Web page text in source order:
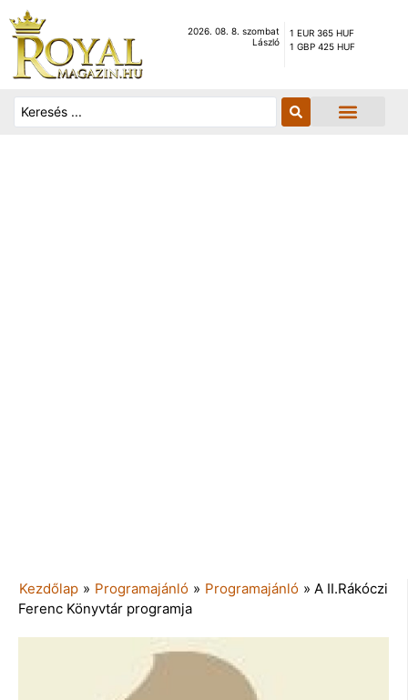
2026. 08. 8. szombat
László
1 EUR 365 HUF
1 GBP 425 HUF
Kezdőlap » Programajánló » Programajánló » A II.Rákóczi
Ferenc Könyvtár programja